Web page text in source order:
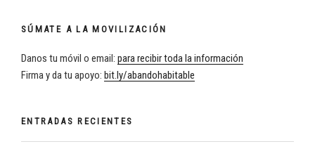
SÚMATE A LA MOVILIZACIÓN
Danos tu móvil o email: para recibir toda la información
Firma y da tu apoyo: bit.ly/abandohabitable
ENTRADAS RECIENTES